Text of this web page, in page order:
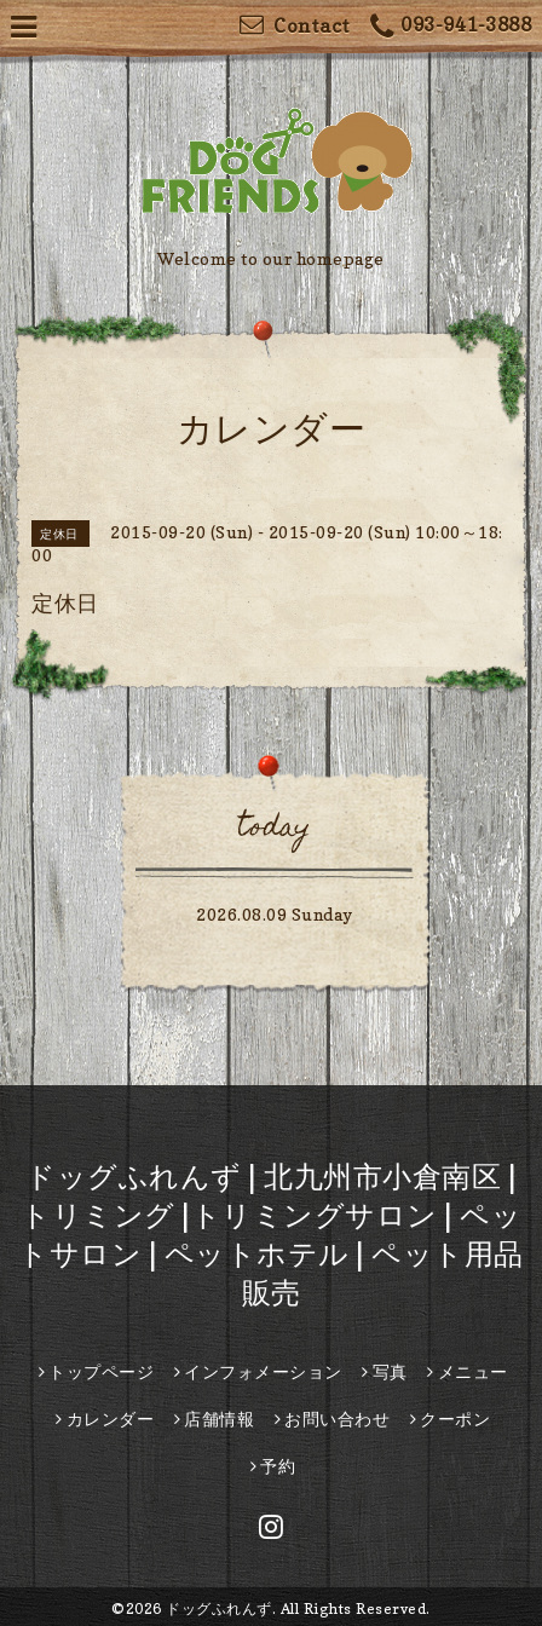
093-941-3888
Contact
Welcome to our homepage
カレンダー
定休日
2015-09-20 (Sun) - 2015-09-20 (Sun) 10:00～18:
00
定休日
today
2026.08.09 Sunday
ドッグふれんず | 北九州市小倉南区 |
トリミング |トリミングサロン | ペッ
トサロン | ペットホテル | ペット用品
販売
トップページ インフォメーション 写真 メニュー
カレンダー 店舗情報 お問い合わせ クーポン
予約
©2026 ドッグふれんず. All Rights Reserved.